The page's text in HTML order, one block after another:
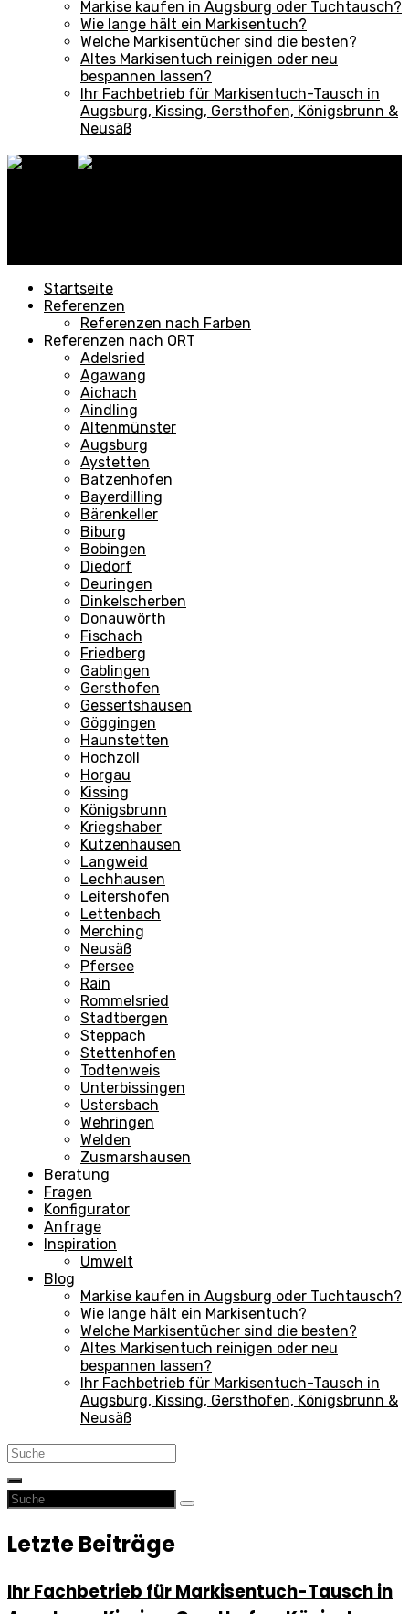
Markise kaufen in Augsburg oder Tuchtausch?
Wie lange hält ein Markisentuch?
Welche Markisentücher sind die besten?
Altes Markisentuch reinigen oder neu
bespannen lassen?
Ihr Fachbetrieb für Markisentuch-Tausch in
Augsburg, Kissing, Gersthofen, Königsbrunn &
Neusäß
Startseite
Referenzen
Referenzen nach Farben
Referenzen nach ORT
Adelsried
Agawang
Aichach
Aindling
Altenmünster
Augsburg
Aystetten
Batzenhofen
Bayerdilling
Bärenkeller
Biburg
Bobingen
Diedorf
Deuringen
Dinkelscherben
Donauwörth
Fischach
Friedberg
Gablingen
Gersthofen
Gessertshausen
Göggingen
Haunstetten
Hochzoll
Horgau
Kissing
Königsbrunn
Kriegshaber
Kutzenhausen
Langweid
Lechhausen
Leitershofen
Lettenbach
Merching
Neusäß
Pfersee
Rain
Rommelsried
Stadtbergen
Steppach
Stettenhofen
Todtenweis
Unterbissingen
Ustersbach
Wehringen
Welden
Zusmarshausen
Beratung
Fragen
Konfigurator
Anfrage
Inspiration
Umwelt
Blog
Markise kaufen in Augsburg oder Tuchtausch?
Wie lange hält ein Markisentuch?
Welche Markisentücher sind die besten?
Altes Markisentuch reinigen oder neu
bespannen lassen?
Ihr Fachbetrieb für Markisentuch-Tausch in
Augsburg, Kissing, Gersthofen, Königsbrunn &
Neusäß
Letzte Beiträge
Ihr Fachbetrieb für Markisentuch-Tausch in